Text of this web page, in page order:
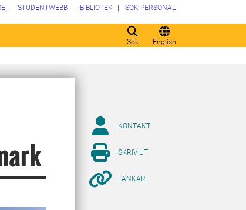
Sök English
STUDENTWEBB BIBLIOTEK SÖK PERSONAL
KONTAKT
SKRIV UT
LÄNKAR